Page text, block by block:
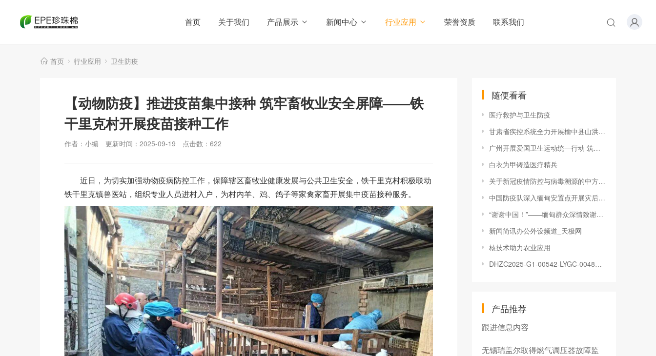
首页 关于我们 产品展示 新闻中心 行业应用 荣誉资质 联系我们
首页 行业应用 卫生防疫
【动物防疫】推进疫苗集中接种 筑牢畜牧业安全屏障——铁
干里克村开展疫苗接种工作
作者：小编 更新时间：2025-09-19 点击数： 622
近日，为切实加强动物疫病防控工作，保障辖区畜牧业健康发展与公共卫生安全，铁干里克村积极联动
铁干里克镇兽医站，组织专业人员进村入户，为村内羊、鸡、鸽子等家禽家畜开展集中疫苗接种服务。
随便看看
医疗救护与卫生防疫
甘肃省疾控系统全力开展榆中县山洪灾害灾后卫生防疫工作
广州开展爱国卫生运动统一行动 筑牢“两热”疫情防控防线
白衣为甲铸造医疗精兵
关于新冠疫情防控与病毒溯源的中方行动和立场
中国防疫队深入缅甸安置点开展灾后卫生防疫工作
“谢谢中国！”——缅甸群众深情致谢中国政府援缅卫生防疫队
新闻简讯办公外设频道_天极网
核技术助力农业应用
DHZC2025-G1-00542-LYGC-0048：畹町口岸芒满通道前置作业场所信息化建设项目专用信息化设备及防疫卫生设备采购（A包）中标结果公告
产品推荐
跟进信息内容
无锡瑞盖尔取得燃气调压器故障监